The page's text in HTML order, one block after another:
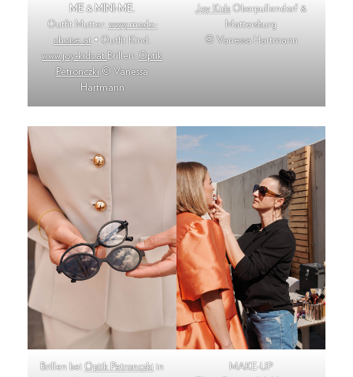
ME & MINI-ME.
Outfit Mutter: www.mode-
choise.at • Outfit Kind:
www.joy-kids.at Brillen: Optik
Petronczki © Vanessa
Hartmann
Joy KidsOberpullendorf &
Mattersburg
© Vanessa Hartmann
Brillen bei Optik Petronczki in
MAKE-UP